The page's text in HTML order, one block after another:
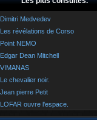
Dimitri Medvedev
Les révélations de Corso
Point NEMO
Edgar Dean Mitchell
VIMANAS
Le chevalier noir.
Jean pierre Petit
LOFAR ouvre l'espace.